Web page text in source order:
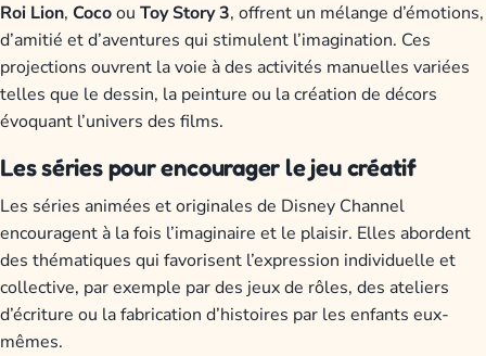
Roi Lion, Cocoou Toy Story 3, offrent un mélange d’émotions,
d’amitié et d’aventures qui stimulent l’imagination. Ces
projections ouvrent la voie à des activités manuelles variées
telles que le dessin, la peinture ou la création de décors
évoquant l’univers des films.
Les séries pour encourager le jeu créatif
Les séries animées et originales de Disney Channel
encouragent à la fois l’imaginaire et le plaisir. Elles abordent
des thématiques qui favorisent l’expression individuelle et
collective, par exemple par des jeux de rôles, des ateliers
d’écriture ou la fabrication d’histoires par les enfants eux-
mêmes.